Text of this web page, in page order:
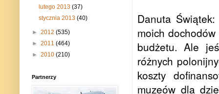
Danuta
moich
budżetu. Ale
różnych
koszty
muzeów dla
lutego 2013(37)
stycznia 2013(40)
► 2012 (535)
► 2011 (464)
► 2010 (210)
Partnerzy